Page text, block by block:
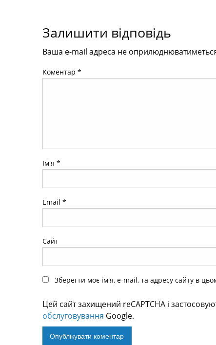
Залишити відповідь
Ваша e-mail адреса не
Коментар *
Ім'я *
Email *
Сайт
Зберегти моє ім'я, e-mail, та адресу сайту в
Цей сайт захищений reCAPTCHA і
обслуговування Google.